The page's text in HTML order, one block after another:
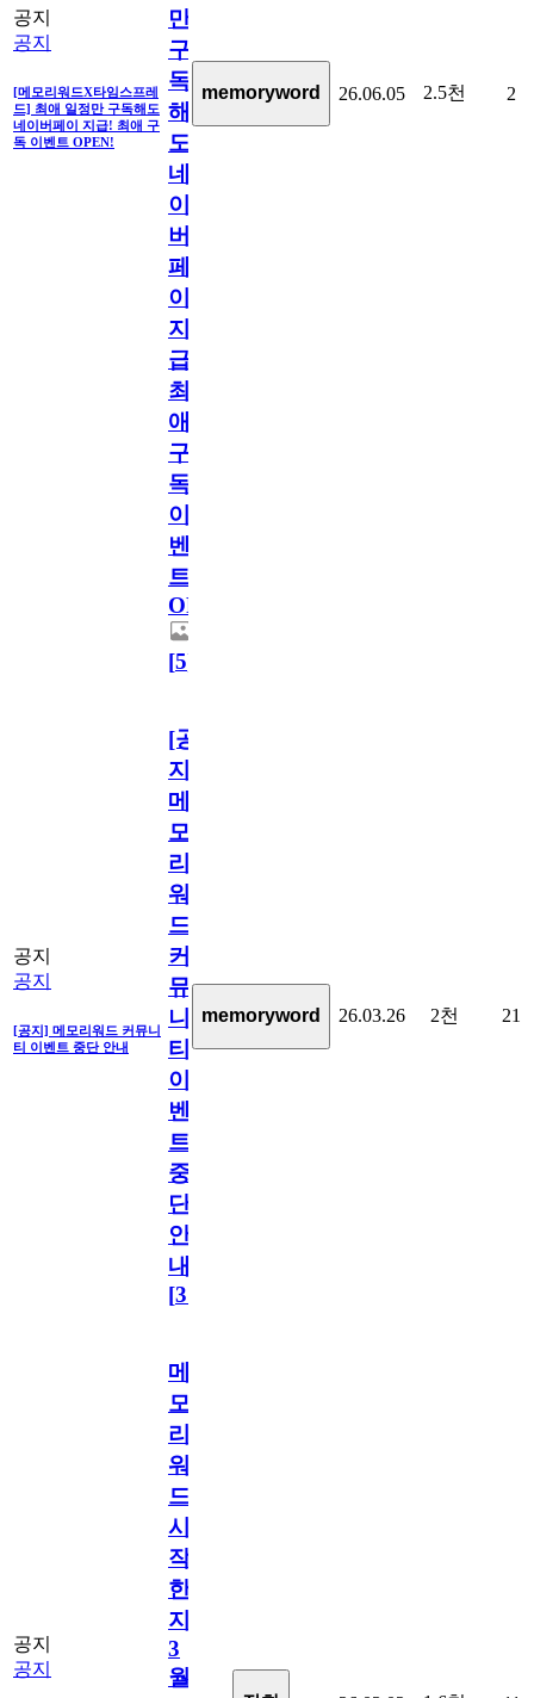
공지
공지
[메모리워드X타임스프레
드] 최애 일정만 구독해도
네이버페이 지급! 최애 구
독 이벤트 OPEN!
만
구
독
해
도
네
이
버
페
이
지
급!
최
애
구
독
이
벤
트
OPEN!
[5]
memoryword 26.06.05 2.5천 2
공지
공지
[공지] 메모리워드 커뮤니
티 이벤트 중단 안내
[공
지]
메
모
리
워
드
커
뮤
니
티
이
벤
트
중
단
안
내
[31
memoryword 26.03.26 2천 21
공지
공지
메
모
리
워
드
시
작
한
지
3
월